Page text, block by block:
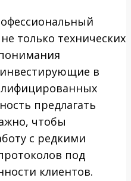
только технических
в
предлагать
чтобы
с редкими
под
клиентов.